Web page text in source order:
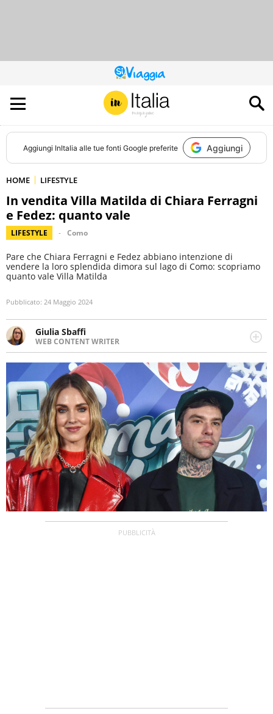
QUESTO
SITO
CONTRIBUISCE
ALL’AUDIENCE
DI
Aggiungi InItalia alle tue fonti Google preferite Aggiungi
HOME LIFESTYLE
In vendita Villa Matilda di Chiara Ferragni
e Fedez: quanto vale
LIFESTYLE Como
Pare che Chiara Ferragni e Fedez abbiano intenzione di
vendere la loro splendida dimora sul lago di Como: scopriamo
quanto vale Villa Matilda
Pubblicato: 24 Maggio 2024
Giulia Sbaffi
WEB CONTENT WRITER
Web content writer appassionata di belle storie e di
viaggi, scrive da quando ne ha memoria. Curiosa per
natura, le piace tenersi informata su ciò che accade
intorno a lei.